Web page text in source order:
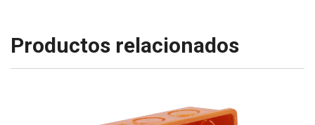
Productos relacionados